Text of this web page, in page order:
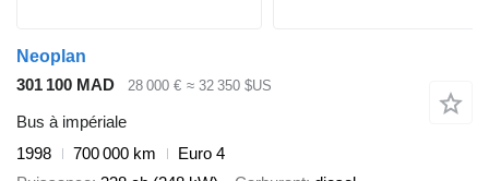
Neoplan
301 100 MAD
28 000 € ≈ 32 350 $US
Bus à impériale
1998
700 000 km
Euro 4